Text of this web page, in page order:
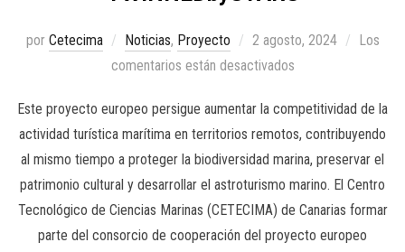
por Cetecima Noticias, Proyecto 2 agosto, 2024
Los
comentarios están desactivados
Este proyecto europeo persigue aumentar la competitividad de la
actividad turística marítima en territorios remotos, contribuyendo
al mismo tiempo a proteger la biodiversidad marina, preservar el
patrimonio cultural y desarrollar el astroturismo marino. El Centro
Tecnológico de Ciencias Marinas (CETECIMA) de Canarias formar
parte del consorcio de cooperación del proyecto europeo